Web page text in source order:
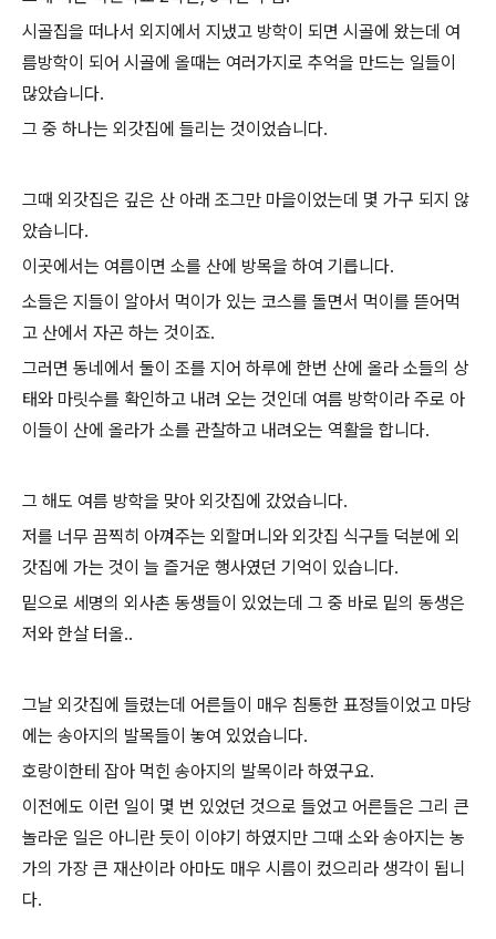
시골집을 떠나서 외지에서 지냈고 방학이 되면 시골에 왔는데 여
름방학이 되어 시골에 올때는 여러가지로 추억을 만드는 일들이
많았습니다.
그 중 하나는 외갓집에 들리는 것이었습니다.
그때 외갓집은 깊은 산 아래 조그만 마을이었는데 몇 가구 되지 않
았습니다.
이곳에서는 여름이면 소를 산에 방목을 하여 기릅니다.
소들은 지들이 알아서 먹이가 있는 코스를 돌면서 먹이를 뜯어먹
고 산에서 자곤 하는 것이죠.
그러면 동네에서 둘이 조를 지어 하루에 한번 산에 올라 소들의 상
태와 마릿수를 확인하고 내려 오는 것인데 여름 방학이라 주로 아
이들이 산에 올라가 소를 관찰하고 내려오는 역활을 합니다.
그 해도 여름 방학을 맞아 외갓집에 갔었습니다.
저를 너무 끔찍히 아껴주는 외할머니와 외갓집 식구들 덕분에 외
갓집에 가는 것이 늘 즐거운 행사였던 기억이 있습니다.
밑으로 세명의 외사촌 동생들이 있었는데 그 중 바로 밑의 동생은
저와 한살 터올..
그날 외갓집에 들렸는데 어른들이 매우 침통한 표정들이었고 마당
에는 송아지의 발목들이 놓여 있었습니다.
호랑이한테 잡아 먹힌 송아지의 발목이라 하였구요.
이전에도 이런 일이 몇 번 있었던 것으로 들었고 어른들은 그리 큰
놀라운 일은 아니란 듯이 이야기 하였지만 그때 소와 송아지는 농
가의 가장 큰 재산이라 아마도 매우 시름이 컸으리라 생각이 됩니
다.